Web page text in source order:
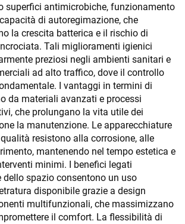
superfici antimicrobiche, funzionamento
di autoregimazione, che
la crescita batterica e il rischio di
Tali miglioramenti igienici
preziosi negli ambienti sanitari e
ad alto traffico, dove il controllo
I vantaggi in termini di
da materiali avanzati e processi
che prolungano la vita utile dei
la manutenzione. Le apparecchiature
resistono alla corrosione, alle
mantenendo nel tempo estetica e
minimi. I benefici legati
spazio consentono un uso
disponibile grazie a design
multifunzionali, che massimizzano
il comfort. La flessibilità di